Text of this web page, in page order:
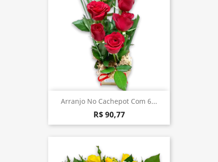
Arranjo No Cachepot Com 6...
R$ 90,77